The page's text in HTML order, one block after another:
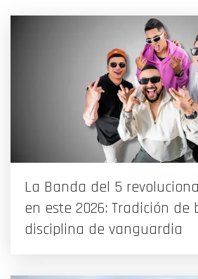
La Banda del 5
en este 2026: Tradición de
disciplina de vanguardia